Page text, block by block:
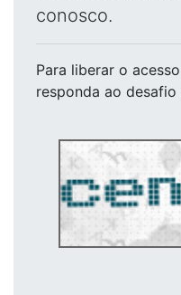
conosco.
Para liberar o acesso
responda ao desafio